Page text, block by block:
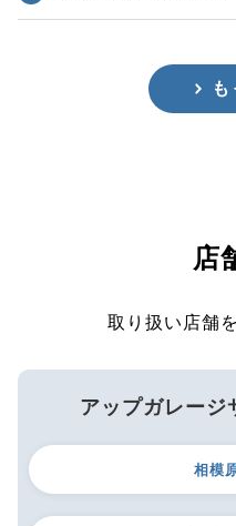
店
取り扱い店舗
アップガレージ
相模